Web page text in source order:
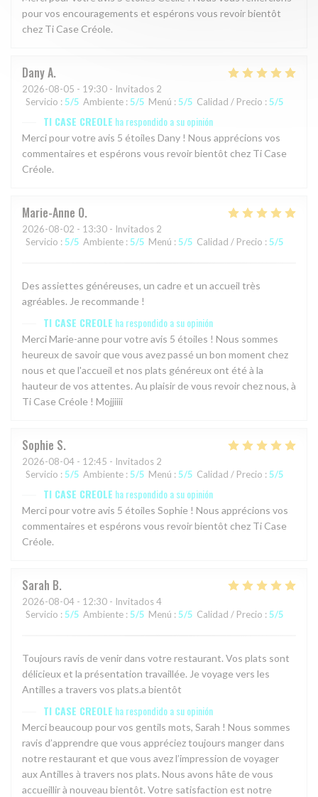
pour vos encouragements et espérons vous revoir bientôt
chez Ti Case Créole.
DanyA
2026-08-05 - 19:30 - Invitados 2
Servicio : 5/5 Ambiente : 5/5 Menú : 5/5 Calidad / Precio :5/5
TI CASE CREOLE ha respondido a su opinión
Merci pour votre avis 5 étoiles Dany ! Nous apprécions vos
commentaires et espérons vous revoir bientôt chez Ti Case
Créole.
Marie-Anne O
2026-08-02 - 13:30 - Invitados 2
Servicio : 5/5 Ambiente : 5/5 Menú : 5/5 Calidad / Precio : 5/5
Des assiettes généreuses, un cadre et un accueil très
agréables. Je recommande !
TI CASE CREOLE ha respondido a su opinión
Merci Marie-anne pour votre avis 5 étoiles ! Nous sommes
heureux de savoir que vous avez passé un bon moment chez
nous et que l'accueil et nos plats généreux ont été à la
hauteur de vos attentes. Au plaisir de vous revoir chez nous, à
Ti Case Créole ! Mojjiiii
Sophie S
2026-08-04 - 12:45 - Invitados 2
Servicio : 5/5 Ambiente : 5/5 Menú : 5/5 Calidad / Precio : 5/5
TI CASE CREOLE ha respondido a su opinión
Merci pour votre avis 5 étoiles Sophie ! Nous apprécions vos
commentaires et espérons vous revoir bientôt chez Ti Case
Créole.
Sarah B
2026-08-04 - 12:30 - Invitados 4
Servicio : 5/5 Ambiente : 5/5 Menú : 5/5 Calidad / Precio : 5/5
Toujours ravis de venir dans votre restaurant. Vos plats sont
délicieux et la présentation travaillée. Je voyage vers les
Antilles a travers vos plats.a bientôt
TI CASE CREOLE ha respondido a su opinión
Merci beaucoup pour vos gentils mots, Sarah ! Nous sommes
ravis d’apprendre que vous appréciez toujours manger dans
notre restaurant et que vous avez l’impression de voyager
aux Antilles à travers nos plats. Nous avons hâte de vous
accueillir à nouveau bientôt. Votre satisfaction est notre